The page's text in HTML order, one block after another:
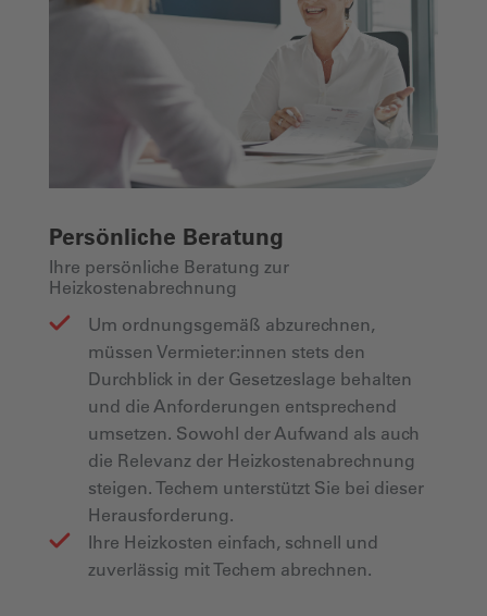
Persönliche Beratung
Ihre persönliche Beratung zur
Heizkostenabrechnung
Um ordnungsgemäß abzurechnen,
müssen Vermieter:innen stets den
Durchblick in der Gesetzeslage behalten
und die Anforderungen entsprechend
umsetzen. Sowohl der Aufwand als auch
die Relevanz der Heizkostenabrechnung
steigen. Techem unterstützt Sie bei dieser
Herausforderung.
Ihre Heizkosten einfach, schnell und
zuverlässig mit Techem abrechnen.